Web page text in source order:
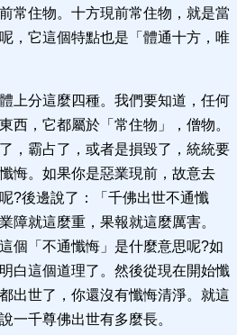
常住物。十方現前常住物，就是當
，它這個特點也是「體通十方，唯
上分這麼四種。我們要知道，任何
西，它都屬於「常住物」，僧物。
，霸占了，或者是損毀了，統統要
悔。如果你是惡業現前，故意去
?後邊說了：「千佛出世不通懺
障就這麼重，果報就這麼厲害。
個「不通懺悔」是什麼意思呢?如
白這個道理了。然後從現在開始懺
出世了，你還沒有懺悔清淨。就這
一千尊佛出世有多麼長。